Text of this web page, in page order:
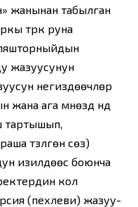
жанынан табылган
түрк руна
жазуусунун
негиздөөчүлөр
ага мүнөздүү үндүү
тартышып,
түзүлгөн сөз)
изилдөөсү боюнча
кол
(пехлеви) жазуу-